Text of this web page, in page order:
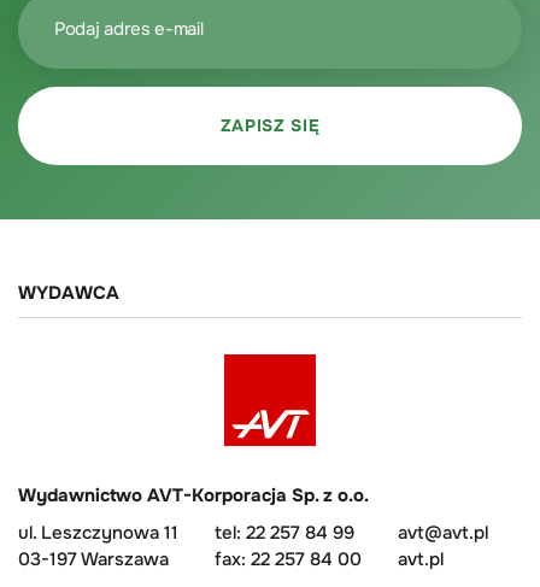
WYDAWCA
Wydawnictwo AVT-Korporacja Sp. z o.o.
ul. Leszczynowa 11
03-197 Warszawa
tel: 22 257 84 99
fax: 22 257 84 00
avt@avt.pl
avt.pl